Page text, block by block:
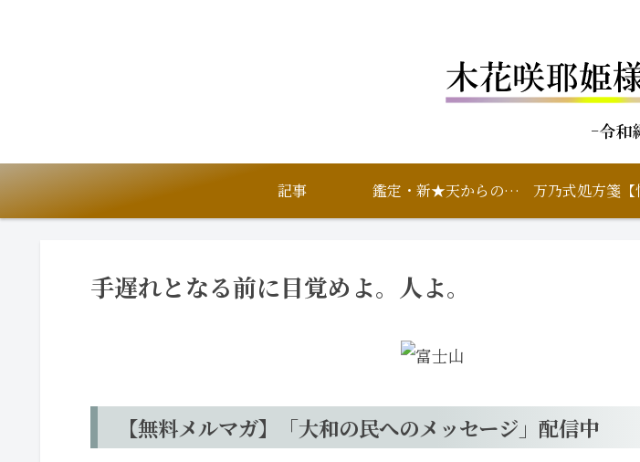
記事 鑑定・新★天からのいろは
手遅れとなる前に目覚めよ。人よ。
【無料メルマガ】「大和の民へのメッセージ」配信中